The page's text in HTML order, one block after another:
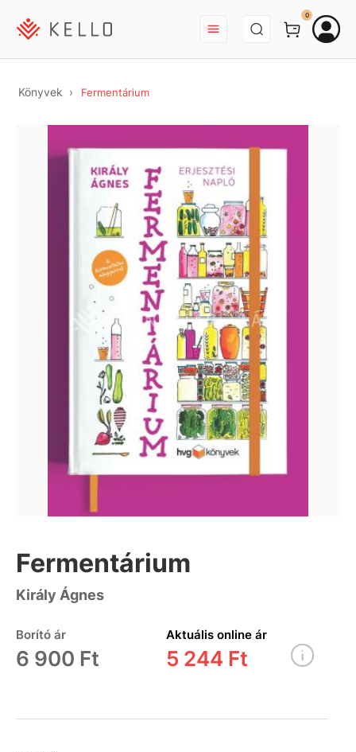
BEJELENTKEZÉS
0
Könyvek Fermentárium
Fermentárium
Király Ágnes
Borító ár
6 900 Ft
Aktuális online ár
5 244 Ft